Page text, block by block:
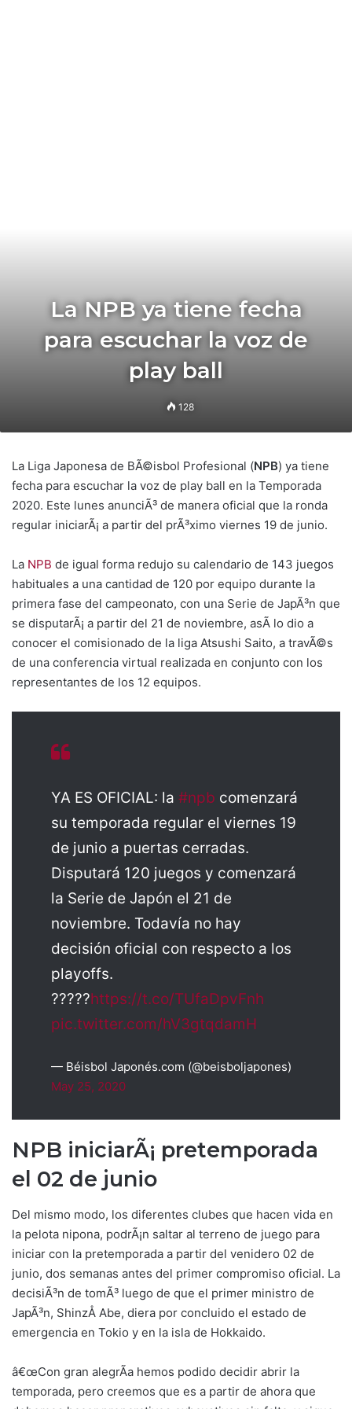
La NPB ya tiene fecha
para escuchar la voz de
play ball
128
La Liga Japonesa de BÃ©isbol Profesional (NPB) ya tiene
fecha para escuchar la voz de play ball en la Temporada
2020. Este lunes anunciÃ³ de manera oficial que la ronda
regular iniciarÃ¡ a partir del prÃ³ximo viernes 19 de junio.
La NPB de igual forma redujo su calendario de 143 juegos
habituales a una cantidad de 120 por equipo durante la
primera fase del campeonato, con una Serie de JapÃ³n que
se disputarÃ¡ a partir del 21 de noviembre, asÃ­ lo dio a
conocer el comisionado de la liga Atsushi Saito, a travÃ©s
de una conferencia virtual realizada en conjunto con los
representantes de los 12 equipos.
YA ES OFICIAL: la #npb comenzará
su temporada regular el viernes 19
de junio a puertas cerradas.
Disputará 120 juegos y comenzará
la Serie de Japón el 21 de
noviembre. Todavía no hay
decisión oficial con respecto a los
playoffs.
?????https://t.co/TUfaDpvFnh
pic.twitter.com/hV3gtqdamH
— Béisbol Japonés.com (@beisboljapones)
May 25, 2020
NPB iniciarÃ¡ pretemporada
el 02 de junio
Del mismo modo, los diferentes clubes que hacen vida en
la pelota nipona, podrÃ¡n saltar al terreno de juego para
iniciar con la pretemporada a partir del venidero 02 de
junio, dos semanas antes del primer compromiso oficial. La
decisiÃ³n de tomÃ³ luego de que el primer ministro de
JapÃ³n, ShinzÅ Abe, diera por concluido el estado de
emergencia en Tokio y en la isla de Hokkaido.
â€œCon gran alegrÃ­a hemos podido decidir abrir la
temporada, pero creemos que es a partir de ahora que